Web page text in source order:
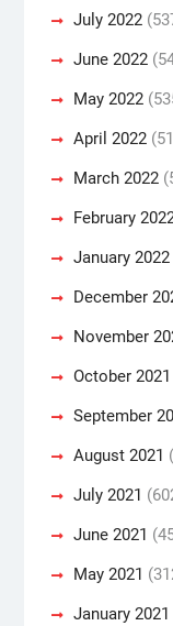
July 2022
June 2022
May 2022
April 2022
March 2022
February
January 2022
December
November
October 2021
September
August 2021
July 2021
June 2021
May 2021
January 2021